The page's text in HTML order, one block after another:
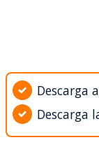
Descarga
Descarga